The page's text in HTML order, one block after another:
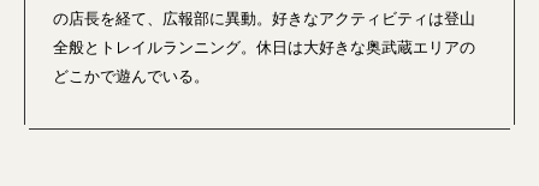
の店長を経て、広報部に異動。好きなアクティビティは登山
全般とトレイルランニング。休日は大好きな奥武蔵エリアの
どこかで遊んでいる。